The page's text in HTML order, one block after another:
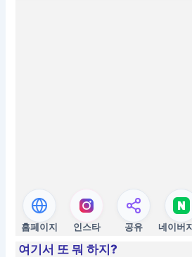
홈페이지 인스타 공유 네이버
여기서 또 뭐 하지?